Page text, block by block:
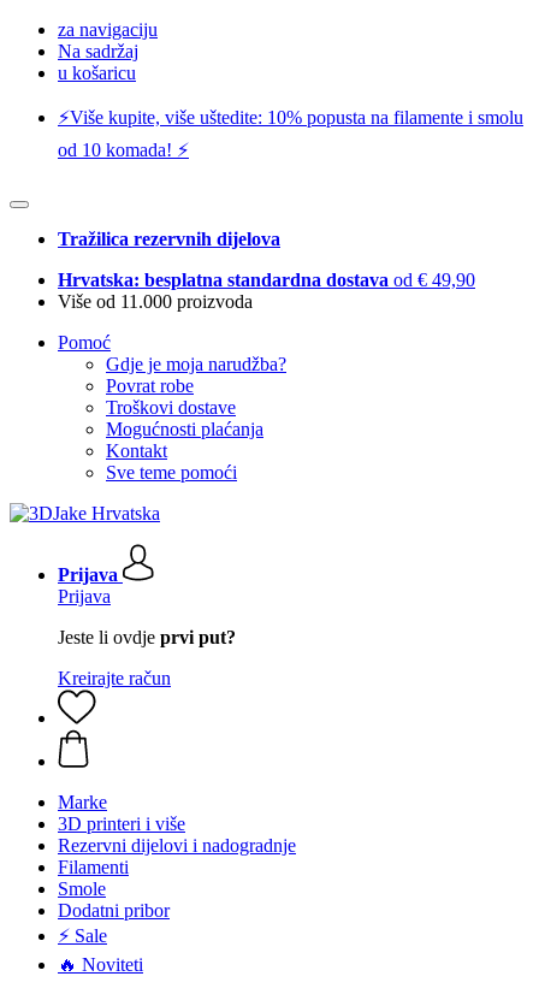
za navigaciju
Na sadržaj
u košaricu
⚡️Više kupite, više uštedite: 10% popusta na filamente i smolu
od 10 komada! ⚡️
Tražilica rezervnih dijelova
Hrvatska: besplatna standardna dostava od € 49,90
Više od 11.000 proizvoda
Pomoć
Gdje je moja narudžba?
Povrat robe
Troškovi dostave
Mogućnosti plaćanja
Kontakt
Sve teme pomoći
Prijava
Prijava
Jeste li ovdje prvi put?
Kreirajte račun
Marke
3D printeri i više
Rezervni dijelovi i nadogradnje
Filamenti
Smole
Dodatni pribor
⚡ Sale
🔥 Noviteti